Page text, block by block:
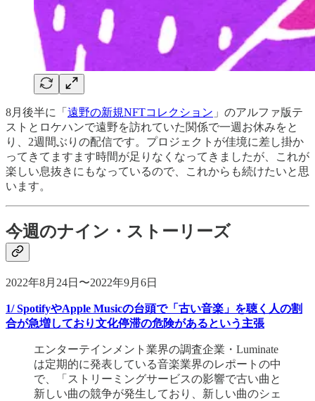
8月後半に「 遠野の新規NFTコレクション 」のアルファ版テ
ストとロケハンで遠野を訪れていた関係で一週お休みをと
り、2週間ぶりの配信です。プロジェクトが佳境に差し掛か
ってきてますます時間が足りなくなってきましたが、これが
楽しい息抜きにもなっているので、これからも続けたいと思
います。
今週のナイン・ストーリーズ
2022年8月24日〜2022年9月6日
1/ SpotifyやApple Musicの台頭で「古い音楽」を聴く人の割
合が急増しており文化停滞の危険があるという主張
エンターテインメント業界の調査企業・Luminate
は定期的に発表している音楽業界のレポートの中
で、「ストリーミングサービスの影響で古い曲と
新しい曲の競争が発生しており、新しい曲のシェ